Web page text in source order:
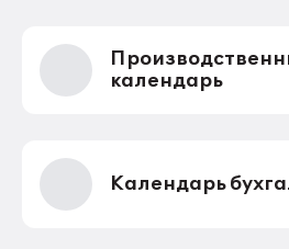
календарь
Календарь